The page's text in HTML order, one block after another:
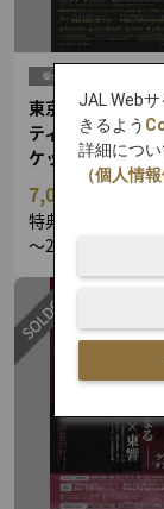
東京交響楽団 東
ティシリーズ 第
ケット特典
7,000
特典受付期間：
～2026/06/07
JAL Web
きるよう
詳細につ
（個人情